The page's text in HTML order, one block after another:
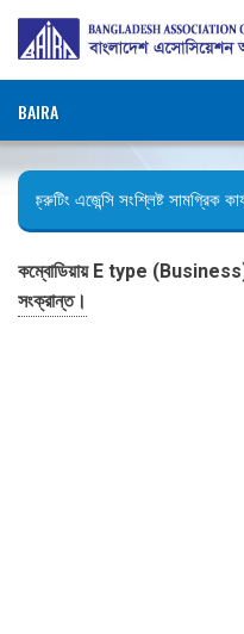
BAIRA
রিক্রুটিং এজেন্সি সংশ্লিষ্ট সামগ্রিক
কম্বোডিয়ায় E type (Business)
সংক্রান্ত।